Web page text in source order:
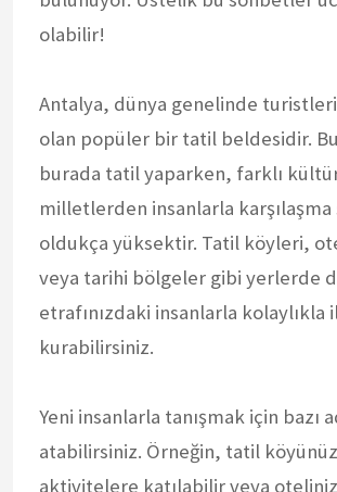
olabilir!
Antalya, dünya genelinde
olan popüler bir tatil beldesidir.
burada tatil yaparken, farklı
milletlerden insanlarla karşılaşma
oldukça yüksektir. Tatil köyleri,
veya tarihi bölgeler gibi yerlerde
etrafınızdaki insanlarla kolaylıkla
kurabilirsiniz.
Yeni insanlarla tanışmak için bazı
atabilirsiniz. Örneğin, tatil
aktivitelere katılabilir veya